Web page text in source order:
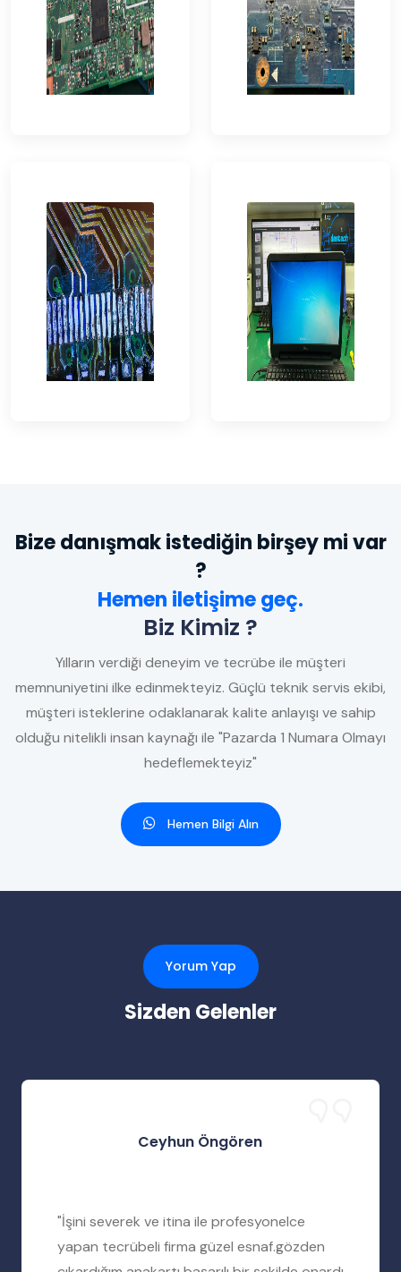
Bize danışmak istediğin birşey mi var
?
Hemen iletişime geç.
Biz Kimiz ?
Yılların verdiği deneyim ve tecrübe ile müşteri
memnuniyetini ilke edinmekteyiz. Güçlü teknik servis ekibi,
müşteri isteklerine odaklanarak kalite anlayışı ve sahip
olduğu nitelikli insan kaynağı ile "Pazarda 1 Numara Olmayı
hedeflemekteyiz"
Hemen Bilgi Alın
Yorum Yap
Sizden Gelenler
Ceyhun Öngören
"İşini severek ve itina ile profesyonelce
yapan tecrübeli firma güzel esnaf.gözden